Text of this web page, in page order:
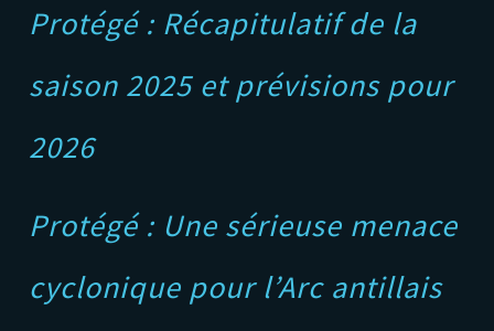
Protégé : Récapitulatif de la
saison 2025 et prévisions pour
2026
Protégé : Une sérieuse menace
cyclonique pour l’Arc antillais